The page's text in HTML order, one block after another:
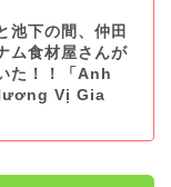
池下の間、仲田
ム食材屋さんが
た！！「Anh
Vị Gia